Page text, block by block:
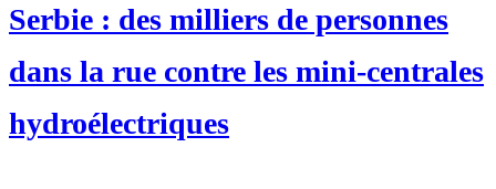
Serbie : des milliers de personnes
dans la rue contre les mini-centrales
hydroélectriques